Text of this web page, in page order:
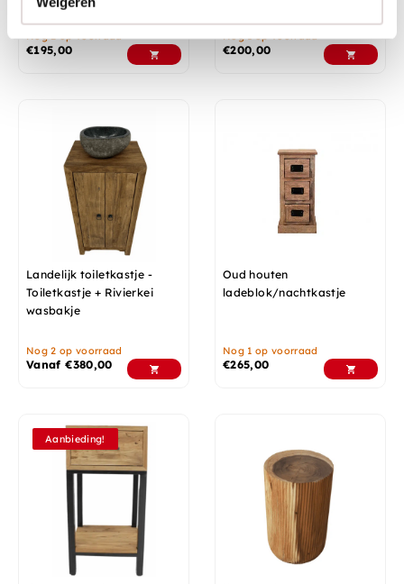
Nog 2 op voorraad
€195,00
Nog 1 op voorraad
€200,00
Landelijk toiletkastje -
Toiletkastje + Rivierkei
wasbakje
Nog 2 op voorraad
Vanaf€380,00
Oud houten
ladeblok/nachtkastje
Nog 1 op voorraad
€265,00
Aanbieding!